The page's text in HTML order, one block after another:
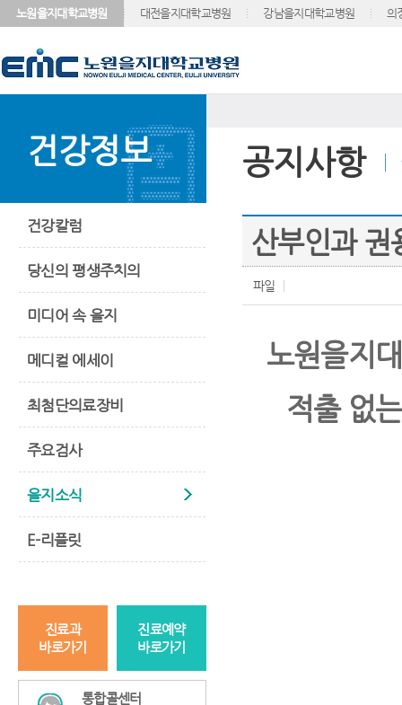
노원을지대학교병원 대전을지대학교병원 강남을지대학교병원 의
건강정보
건강칼럼
당신의 평생주치의
미디어 속 을지
메디컬 에세이
최첨단의료장비
주요검사
을지소식
E-리플릿
진료과
바로가기
진료예약
바로가기
통합콜센터
공지사항
산부인과 권
파일
노원을지
적출 없